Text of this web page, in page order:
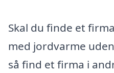
Skal du finde et
med jordvarme
så find et firma i